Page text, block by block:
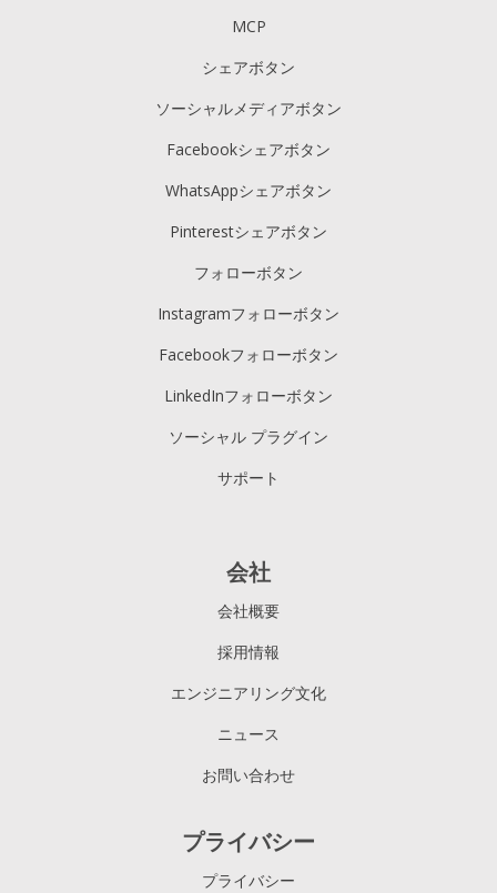
MCP
シェアボタン
ソーシャルメディアボタン
Facebookシェアボタン
WhatsAppシェアボタン
Pinterestシェアボタン
フォローボタン
Instagramフォローボタン
Facebookフォローボタン
LinkedInフォローボタン
ソーシャル プラグイン
サポート
会社
会社概要
採用情報
エンジニアリング文化
ニュース
お問い合わせ
プライバシー
プライバシー